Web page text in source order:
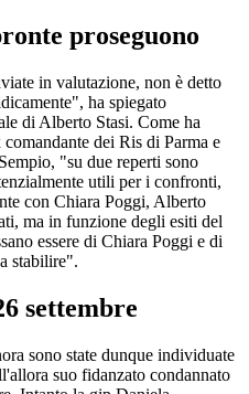
proseguono
in valutazione, non è detto
ha spiegato
di Alberto Stasi. Come ha
dei Ris di Parma e
"su due reperti sono
utili per i confronti,
con Chiara Poggi, Alberto
ma in funzione degli esiti del
essere di Chiara Poggi e di
stabilire".
settembre
sono state dunque individuate
suo fidanzato condannato